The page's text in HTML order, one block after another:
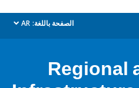
الصفحة باللغة: AR
dropdown